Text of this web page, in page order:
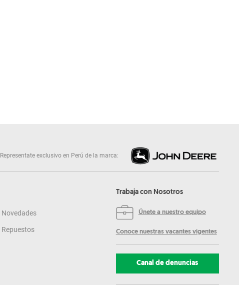
Representate exclusivo en Perú de la marca:
Novedades
Repuestos
Trabaja con Nosotros
Únete a nuestro equipo
Conoce nuestras vacantes vigentes
Canal de denuncias